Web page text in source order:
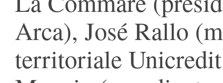
Arca), José Rallo
territoriale